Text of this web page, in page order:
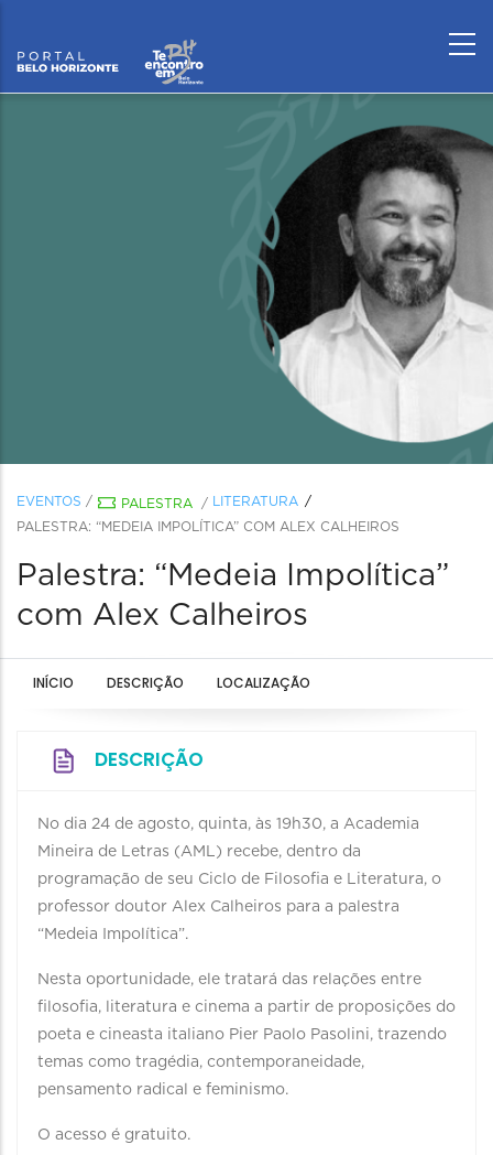
EVENTOS / PALESTRA /
LITERATURA
PALESTRA: “MEDEIA IMPOLÍTICA” COM ALEX CALHEIROS
Palestra: “Medeia Impolítica”
com Alex Calheiros
INÍCIO DESCRIÇÃO LOCALIZAÇÃO
DESCRIÇÃO
No dia 24 de agosto, quinta, às 19h30, a Academia
Mineira de Letras (AML) recebe, dentro da
programação de seu Ciclo de Filosofia e Literatura, o
professor doutor Alex Calheiros para a palestra
“Medeia Impolítica”.
Nesta oportunidade, ele tratará das relações entre
filosofia, literatura e cinema a partir de proposições do
poeta e cineasta italiano Pier Paolo Pasolini, trazendo
temas como tragédia, contemporaneidade,
pensamento radical e feminismo.
O acesso é gratuito.